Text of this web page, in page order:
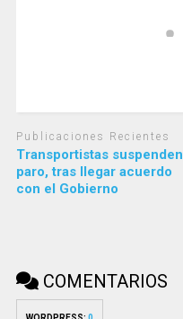
Publicaciones Recientes
Transportistas suspenden
paro, tras llegar acuerdo
con el Gobierno
COMENTARIOS